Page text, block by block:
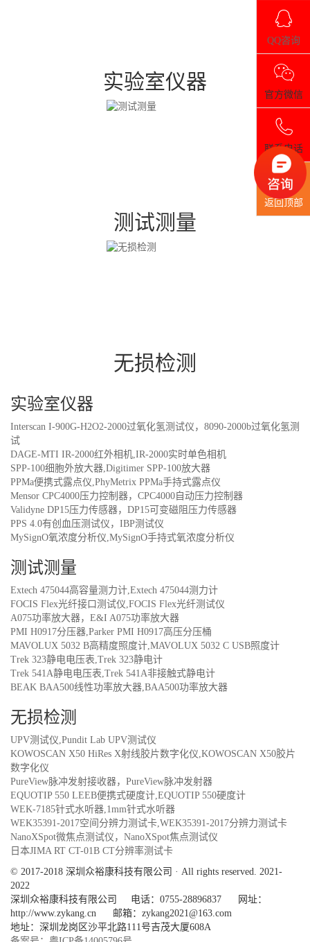
实验室仪器
测试测量
无损检测
实验室仪器
Interscan I-900G-H2O2-2000过氧化氢测试仪，8090-2000b过氧化氢测
试
DAGE-MTI IR-2000红外相机,IR-2000实时单色相机
SPP-100细胞外放大器,Digitimer SPP-100放大器
PPMa便携式露点仪,PhyMetrix PPMa手持式露点仪
Mensor CPC4000压力控制器，CPC4000自动压力控制器
Validyne DP15压力传感器，DP15可变磁阻压力传感器
PPS 4.0有创血压测试仪，IBP测试仪
MySignO氧浓度分析仪,MySignO手持式氧浓度分析仪
测试测量
Extech 475044高容量测力计,Extech 475044测力计
FOCIS Flex光纤接口测试仪,FOCIS Flex光纤测试仪
A075功率放大器，E&I A075功率放大器
PMI H0917分压器,Parker PMI H0917高压分压桶
MAVOLUX 5032 B高精度照度计,MAVOLUX 5032 C USB照度计
Trek 323静电电压表,Trek 323静电计
Trek 541A静电电压表,Trek 541A非接触式静电计
BEAK BAA500线性功率放大器,BAA500功率放大器
无损检测
UPV测试仪,Pundit Lab UPV测试仪
KOWOSCAN X50 HiRes X射线胶片数字化仪,KOWOSCAN X50胶片
数字化仪
PureView脉冲发射接收器，PureView脉冲发射器
EQUOTIP 550 LEEB便携式硬度计,EQUOTIP 550硬度计
WEK-7185针式水听器,1mm针式水听器
WEK35391-2017空间分辨力测试卡,WEK35391-2017分辨力测试卡
NanoXSpot微焦点测试仪，NanoXSpot焦点测试仪
日本JIMA RT CT-01B CT分辨率测试卡
© 2017-2018 深圳众裕康科技有限公司 · All rights reserved. 2021-
2022
深圳众裕康科技有限公司 电话：0755-28896837 网址：
http://www.zykang.cn 邮箱：zykang2021@163.com
地址：深圳龙岗区沙平北路111号吉茂大厦608A
QQ咨询
官方微信
联系电话
返回顶部